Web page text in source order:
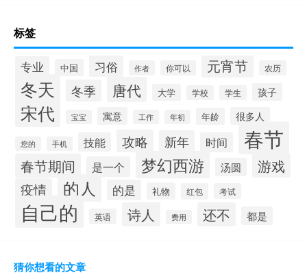
标签
专业 中国 习俗 作者 你可以 元宵节 农历
冬天 冬季 唐代 大学 学校 学生 孩子
宋代 宝宝 寓意 工作 年初 年龄 很多人
您的 手机 技能 攻略 新年 时间 春节
春节期间 是一个 梦幻西游 汤圆 游戏
疫情 的人 的是 礼物 红包 考试
自己的 英语 诗人 费用 还不 都是
猜你想看的文章